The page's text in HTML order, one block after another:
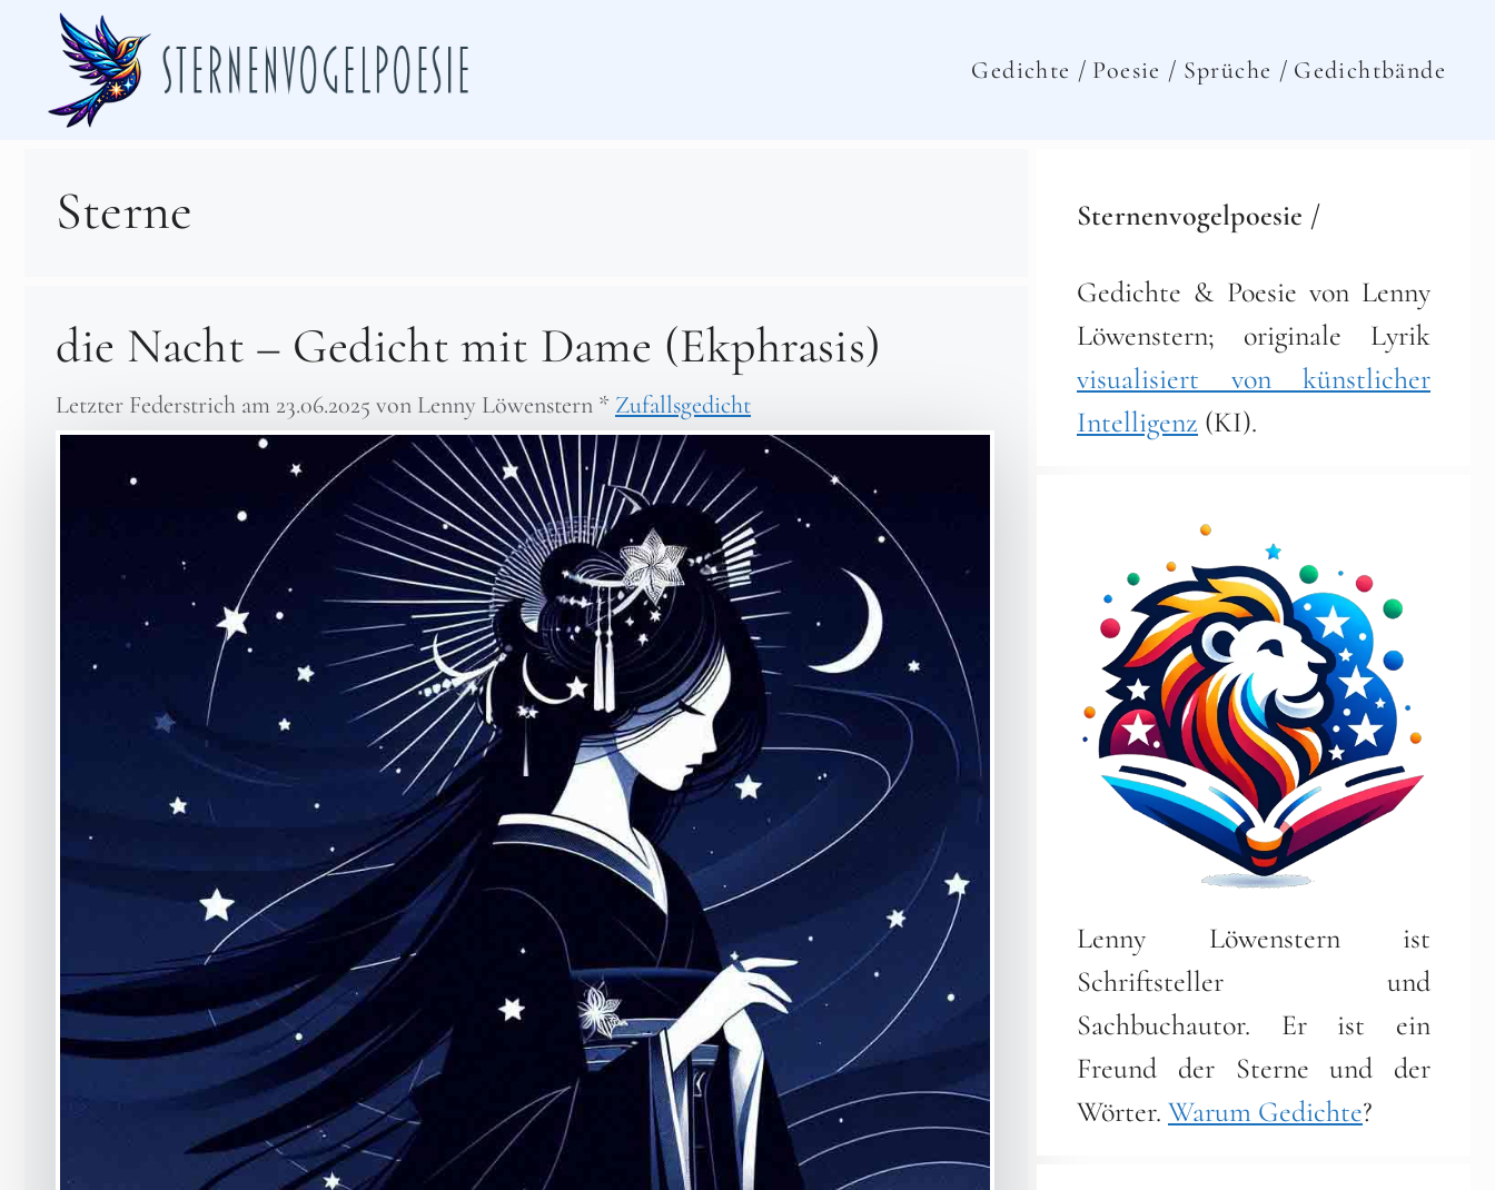
Inhalt
springen
Gedichte / Poesie / Sprüche / Gedichtbände
Sterne
die Nacht – Gedicht mit Dame (Ekphrasis)
Letzter Federstrich am 23.06.2025 von Lenny Löwenstern * Zufallsgedicht
Sternenvogelpoesie /
Gedichte & Poesie von Lenny
Löwenstern; originale Lyrik
visualisiert von künstlicher
Intelligenz (KI).
Lenny Löwenstern ist
Schriftsteller und
Sachbuchautor. Er ist ein
Freund der Sterne und der
Wörter. Warum Gedichte?